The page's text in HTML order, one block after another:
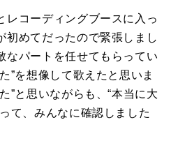
レコーディングブースに入っ
初めてだったので緊張しまし
なパートを任せてもらってい
”を想像して歌えたと思いま
”と思いながらも、“本当に大
て、みんなに確認しました